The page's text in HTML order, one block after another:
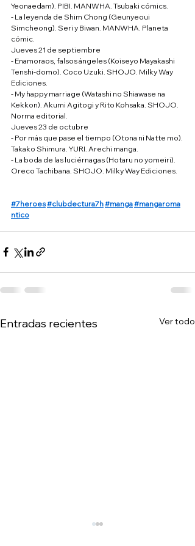
Yeonaedam). PIBI. MANWHA. Tsubaki cómics.
- La leyenda de Shim Chong (Geunyeoui
Simcheong). Seri y Biwan. MANWHA. Planeta
cómic.
Jueves 21 de septiembre
- Enamoraos, falsos ángeles (Koiseyo Mayakashi
Tenshi-domo). Coco Uzuki. SHOJO. Milky Way
Ediciones.
- My happy marriage (Watashi no Shiawase na
Kekkon). Akumi Agitogi y Rito Kohsaka. SHOJO.
Norma editorial.
Jueves 23 de octubre
- Por más que pase el tiempo (Otona ni Natte mo).
Takako Shimura. YURI. Arechi manga.
- La boda de las luciérnagas (Hotaru no yomeiri).
Oreco Tachibana. SHOJO. Milky Way Ediciones.
#7heroes#clubdectura7h#manga#mangaroma
ntico
Entradas recientes Ver todo